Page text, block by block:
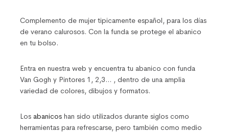
Complemento de mujer tipicamente español, para los días
de verano calurosos. Con la funda se protege el abanico
en tu bolso.
Entra en nuestra web y encuentra tu abanico con funda
Van Gogh y Pintores 1, 2,3… , dentro de una amplia
variedad de colores, dibujos y formatos.
Losabanicos han sido utilizados durante siglos como
herramientas para refrescarse, pero también como medio